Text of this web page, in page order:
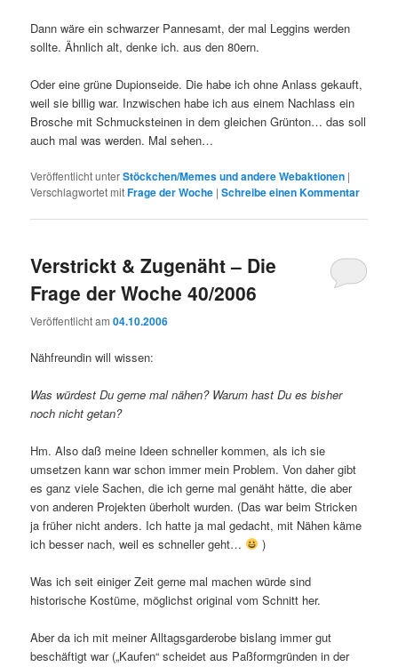
Dann wäre ein schwarzer Pannesamt, der mal Leggins werden
sollte. Ähnlich alt, denke ich. aus den 80ern.
Oder eine grüne Dupionseide. Die habe ich ohne Anlass gekauft,
weil sie billig war. Inzwischen habe ich aus einem Nachlass ein
Brosche mit Schmucksteinen in dem gleichen Grünton… das soll
auch mal was werden. Mal sehen…
Veröffentlicht unterStöckchen/Memes und andere Webaktionen |
Verschlagwortet mitFrage der Woche |Schreibe einen Kommentar
Verstrickt & Zugenäht – Die
Frage der Woche 40/2006
Veröffentlicht am04.10.2006
Nähfreundin will wissen:
Was würdest Du gerne mal nähen? Warum hast Du es bisher
noch nicht getan?
Hm. Also daß meine Ideen schneller kommen, als ich sie
umsetzen kann war schon immer mein Problem. Von daher gibt
es ganz viele Sachen, die ich gerne mal genäht hätte, die aber
von anderen Projekten überholt wurden. (Das war beim Stricken
ja früher nicht anders. Ich hatte ja mal gedacht, mit Nähen käme
ich besser nach, weil es schneller geht…
)
Was ich seit einiger Zeit gerne mal machen würde sind
historische Kostüme, möglichst original vom Schnitt her.
Aber da ich mit meiner Alltagsgarderobe bislang immer gut
beschäftigt war („Kaufen“ scheidet aus Paßformgründen in der